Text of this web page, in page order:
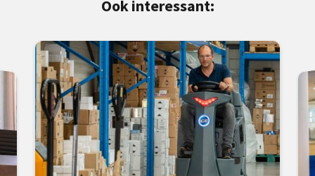
Ook interessant: